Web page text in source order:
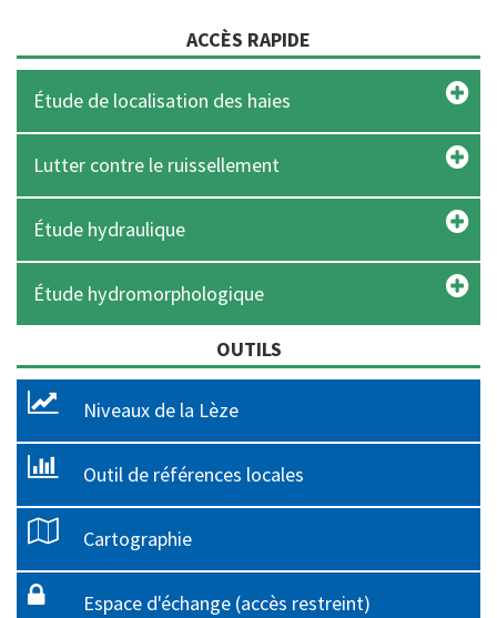
ACCÈS RAPIDE
Étude de localisation des haies
Lutter contre le ruissellement
Étude hydraulique
Étude hydromorphologique
OUTILS
Niveaux de la Lèze
Outil de références locales
Cartographie
Espace d'échange (accès restreint)